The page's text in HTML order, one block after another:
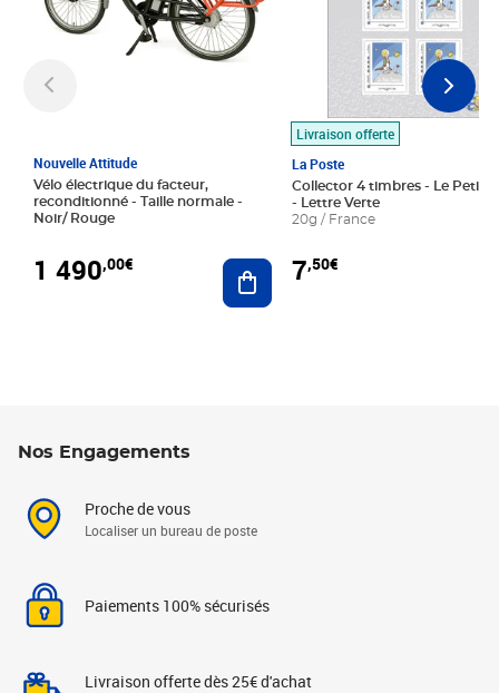
Nouvelle Attitude
Vélo électrique du facteur,
reconditionné - Taille normale -
Noir/ Rouge
1 490,00€ Ajouter au panier
Livraison offerte
La Poste
Collector 4 timbres - Le Petit
- Lettre Verte
20g / France
7,50€
Nos Engagements
Proche de vous
Localiser un bureau de poste
Paiements 100% sécurisés
Livraison offerte dès 25€ d'achat